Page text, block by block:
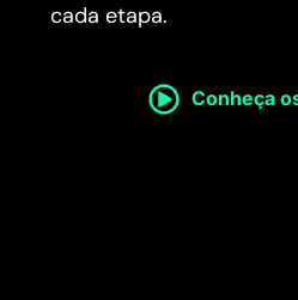
cada etapa.
Conheça